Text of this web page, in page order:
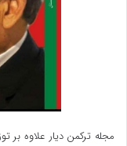
مجله ترکمن دیار علاوه بر